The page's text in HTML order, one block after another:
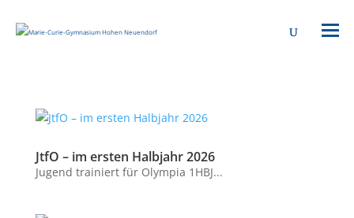
JtfO – im ersten Halbjahr 2026
Jugend trainiert für Olympia 1HBJ...